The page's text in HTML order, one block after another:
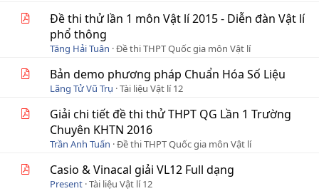
Đề thi thử lần 1 môn Vật lí 2015 - Diễn đàn Vật lí
phổ thông
Tăng Hải Tuân Đề thi THPT Quốc gia môn Vật lí
Bản demo phương pháp Chuẩn Hóa Số Liệu
Lãng Tử Vũ Trụ Tài liệu Vật lí 12
Giải chi tiết đề thi thử THPT QG Lần 1 Trường
Chuyên KHTN 2016
Trần Anh Tuấn Đề thi THPT Quốc gia môn Vật lí
Casio & Vinacal giải VL12 Full dạng
Present Tài liệu Vật lí 12